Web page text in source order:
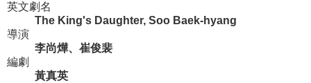
英文劇名
The King's Daughter, Soo Baek-hyang
導演
李尚燁、崔俊裴
編劇
黃真英